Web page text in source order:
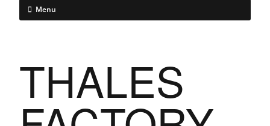
Menu
THALES